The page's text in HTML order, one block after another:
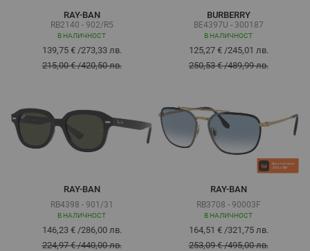
RAY-BAN
RB2140 - 902/R5
В НАЛИЧНОСТ
139,75 €/273,33 лв.
215,00 €/420,50 лв.
BURBERRY
BE4397U - 300187
В НАЛИЧНОСТ
125,27 €/245,01 лв.
250,53 €/489,99 лв.
RAY-BAN
RB4398 - 901/31
В НАЛИЧНОСТ
146,23 €/286,00 лв.
224,97 €/440,00 лв.
RAY-BAN
RB3708 - 90003F
В НАЛИЧНОСТ
164,51 €/321,75 лв.
253,09 €/495,00 лв.